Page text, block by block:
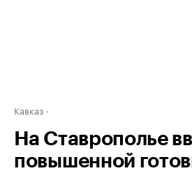
Кавказ
На Ставрополье
повышенной